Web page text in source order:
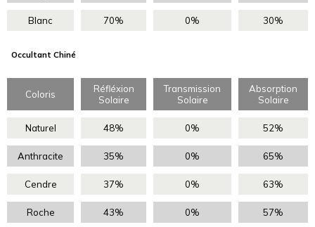
Blanc 70% 0% 30%
Occultant Chiné
Coloris
Réfléxion
Solaire
Transmission
Solaire
Absorption
Solaire
Naturel 48% 0% 52%
Anthracite 35% 0% 65%
Cendre 37% 0% 63%
Roche 43% 0% 57%